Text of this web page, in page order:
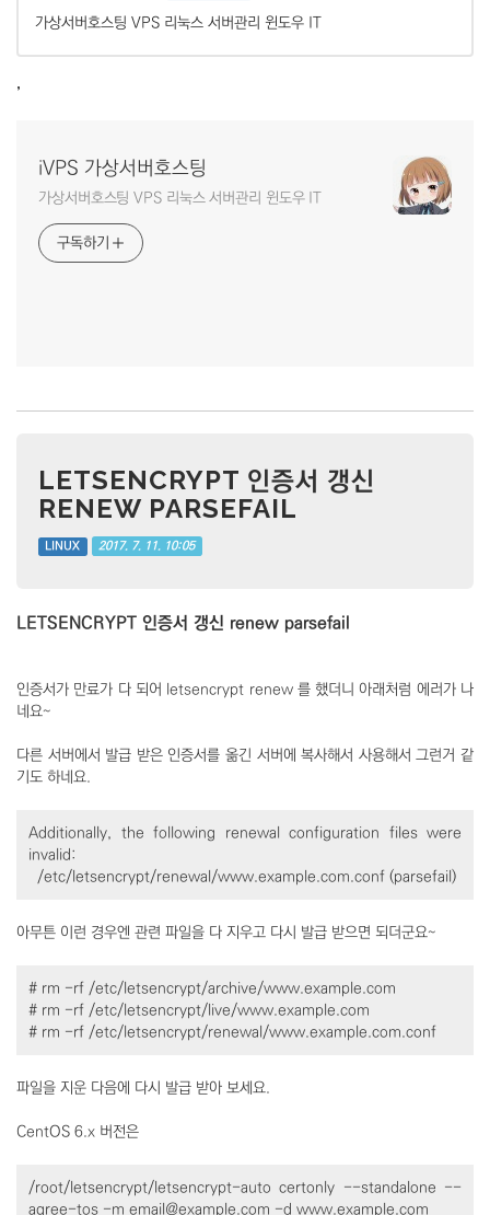
가상서버호스팅 VPS 리눅스 서버관리 윈도우 IT
,
iVPS 가상서버호스팅
가상서버호스팅 VPS 리눅스 서버관리 윈도우 IT
구독하기
LETSENCRYPT 인증서 갱신
RENEW PARSEFAIL
LINUX 2017. 7. 11. 10:05
LETSENCRYPT 인증서 갱신 renew parsefail
인증서가 만료가 다 되어 letsencrypt renew 를 했더니 아래처럼 에러가 나
네요~
다른 서버에서 발급 받은 인증서를 옮긴 서버에 복사해서 사용해서 그런거 같
기도 하네요.
Additionally, the following renewal configuration files were
invalid:
/etc/letsencrypt/renewal/www.example.com.conf (parsefail)
아무튼 이런 경우엔 관련 파일을 다 지우고 다시 발급 받으면 되더군요~
# rm -rf /etc/letsencrypt/archive/www.example.com
# rm -rf /etc/letsencrypt/live/www.example.com
# rm -rf /etc/letsencrypt/renewal/www.example.com.conf
파일을 지운 다음에 다시 발급 받아 보세요.
CentOS 6.x 버전은
/root/letsencrypt/letsencrypt-auto certonly --standalone --
agree-tos -m email@example.com -d www.example.com